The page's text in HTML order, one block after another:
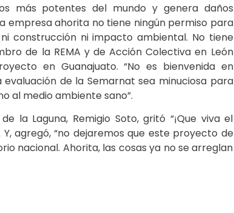
más potentes del mundo y genera daños
empresa ahorita no tiene ningún permiso para
construcción ni impacto ambiental. No tiene
de la REMA y de Acción Colectiva en León
en Guanajuato. “No es bienvenida en
de la Semarnat sea minuciosa para
al medio ambiente sano”.
la Laguna, Remigio Soto, gritó “¡Que viva el
Y, agregó, “no dejaremos que este proyecto de
nacional. Ahorita, las cosas ya no se arreglan